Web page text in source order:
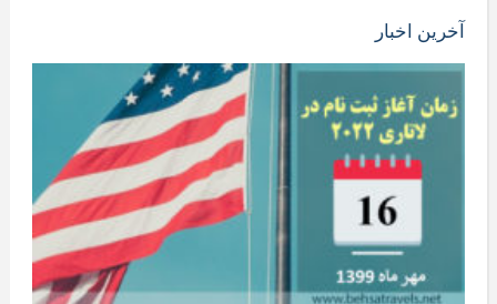
آخرین اخبار